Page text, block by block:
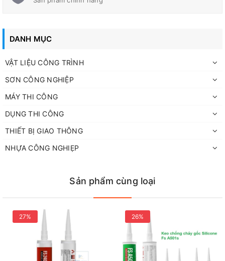
Ưu điểm nổi bật
✔ Cường độ kéo lớn, độ bền cơ học cao
✔ Chống ăn mòn hóa chất và độ ẩm
✔ Không mục nát, không bị ảnh hưởng bởi vi sinh vật
DANH MỤC
VẬT LIỆU CÔNG TRÌNH
SƠN CÔNG NGHIỆP
MÁY THI CÔNG
DỤNG THI CÔNG
THIẾT BỊ GIAO THÔNG
NHỰA CÔNG NGHIẸP
Sản phẩm cùng loại
27% 26%